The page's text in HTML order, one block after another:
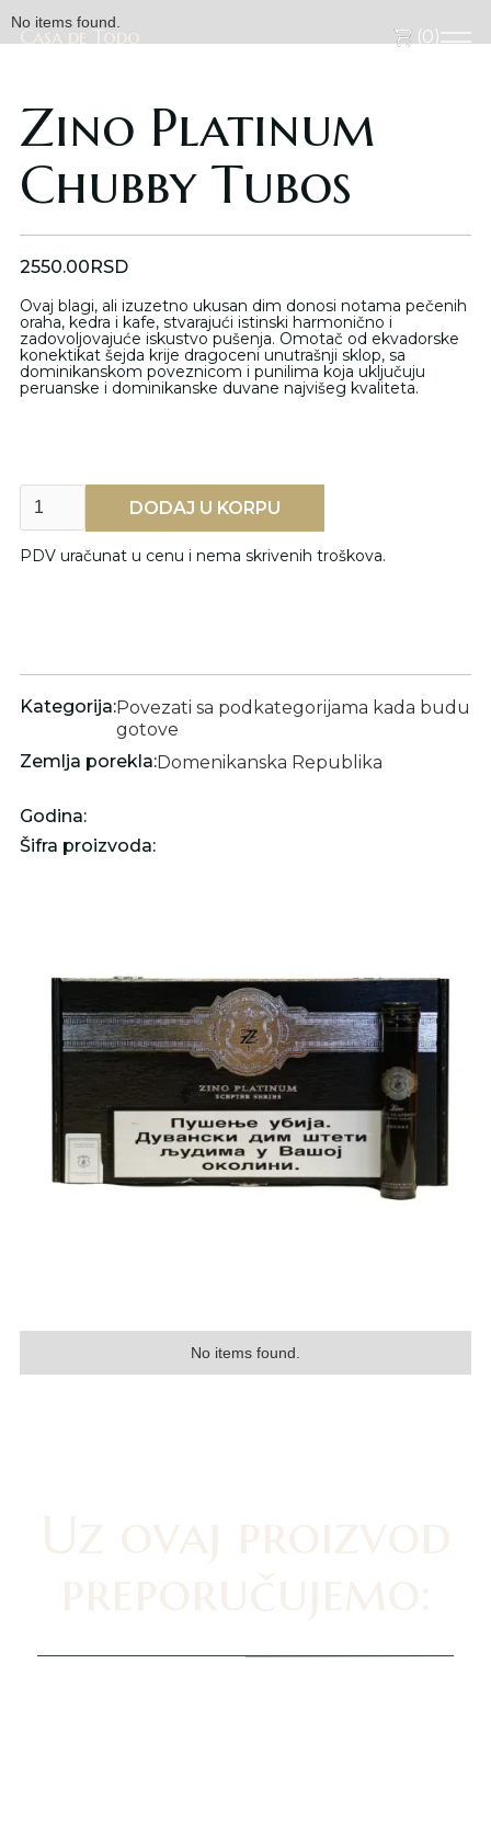
Casa de Todo (0)
Casa de Todo
No items found.
No items found.
Zino Platinum
Chubby Tubos
2550.00RSD
Ovaj blagi, ali izuzetno ukusan dim donosi notama pečenih
oraha, kedra i kafe, stvarajući istinski harmonično i
zadovoljovajuće iskustvo pušenja. Omotač od ekvadorske
konektikat šejda krije dragoceni unutrašnji sklop, sa
dominikanskom poveznicom i punilima koja uključuju
peruanske i dominikanske duvane najvišeg kvaliteta.
PDV uračunat u cenu i nema skrivenih troškova.
Kategorija:Povezati sa podkategorijama kada budu
gotove
Zemlja porekla:Domenikanska Republika
Godina:
Šifra proizvoda: